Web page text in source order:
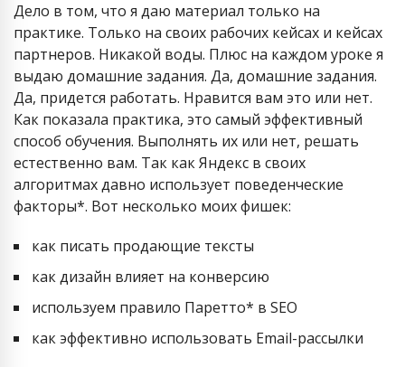
Дело в том, что я даю материал только на
практике. Только на своих рабочих кейсах и кейсах
партнеров. Никакой воды. Плюс на каждом уроке я
выдаю домашние задания. Да, домашние задания.
Да, придется работать. Нравится вам это или нет.
Как показала практика, это самый эффективный
способ обучения. Выполнять их или нет, решать
естественно вам. Так как Яндекс в своих
алгоритмах давно использует поведенческие
факторы*. Вот несколько моих фишек:
как писать продающие тексты
как дизайн влияет на конверсию
используем правило Паретто* в SEO
как эффективно использовать Email-рассылки